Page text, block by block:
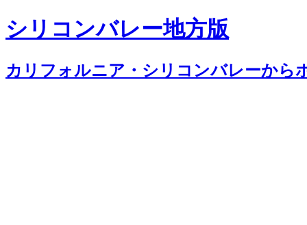
シリコンバレー地方版
カリフォルニア・シリコンバレーから